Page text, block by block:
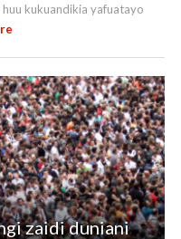
kukuandikia yafuatayo
zaidi duniani